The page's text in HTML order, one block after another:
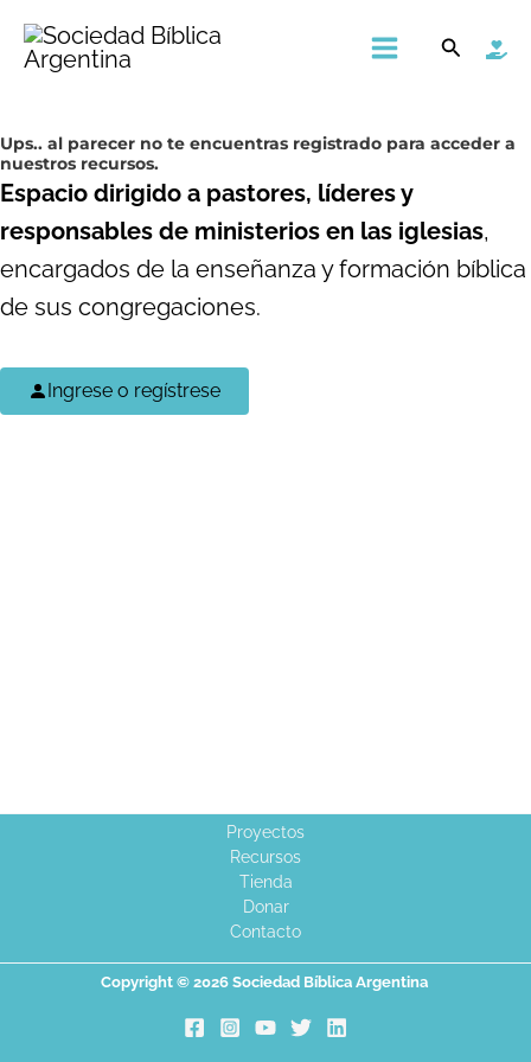
MainBuscar
Ups.. al parecer no te encuentras registrado para acceder a
nuestros recursos.
Espacio dirigido a pastores, líderes y
responsables de ministerios en las iglesias,
encargados de la enseñanza y formación bíblica
de sus congregaciones.
Ingrese o regístrese
Proyectos
Recursos
Tienda
Donar
Contacto
Copyright © 2026 Sociedad Bíblica Argentina